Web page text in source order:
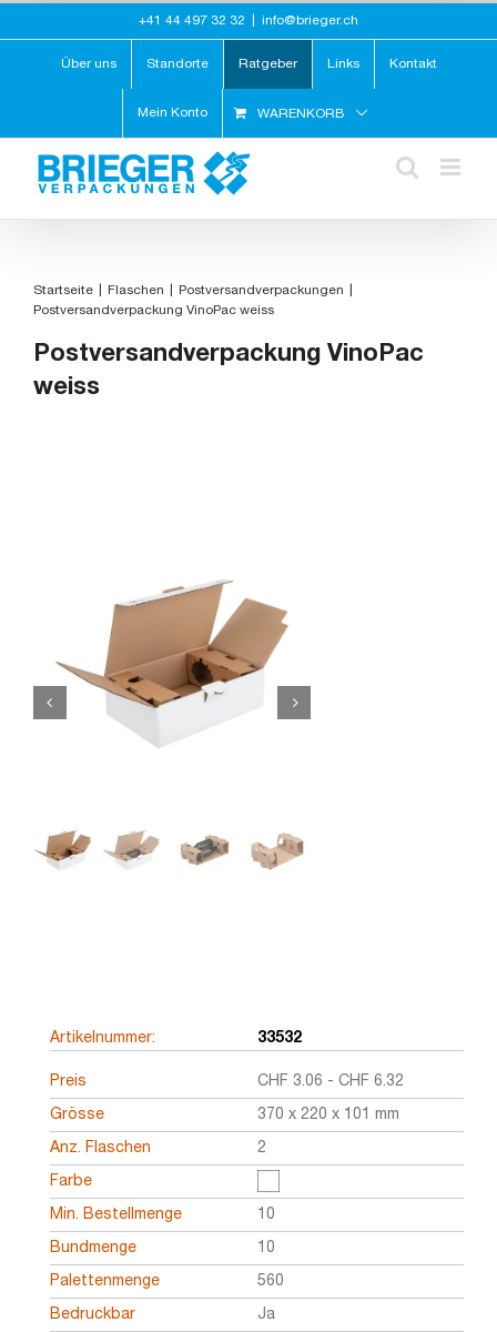
springen
+41 44 497 32 32 info@brieger.ch
Über uns Standorte Ratgeber Links Kontakt
Mein Konto WARENKORB
Startseite Flaschen
Postversandverpackungen
Postversandverpackung VinoPac weiss
Postversandverpackung VinoPac
weiss
Artikelnummer: 33532
Preis CHF 3.06 - CHF 6.32
Grösse 370 x 220 x 101 mm
Anz. Flaschen 2
Farbe
Min. Bestellmenge 10
Bundmenge 10
Palettenmenge 560
Bedruckbar Ja